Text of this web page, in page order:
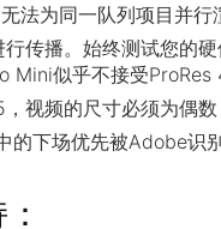
法为同一队列项目并行
行传播。始终测试您的
Mini似乎不接受ProRes
视频的尺寸必须为偶
的下场优先被Adobe识